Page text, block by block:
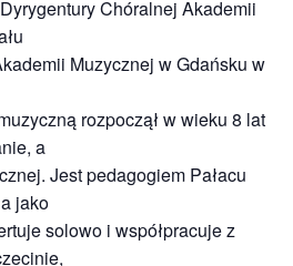
Chóralnej Akademii
Muzycznej w Gdańsku w
rozpoczął w wieku 8 lat
a
Jest pedagogiem Pałacu
jako
solowo i współpracuje z